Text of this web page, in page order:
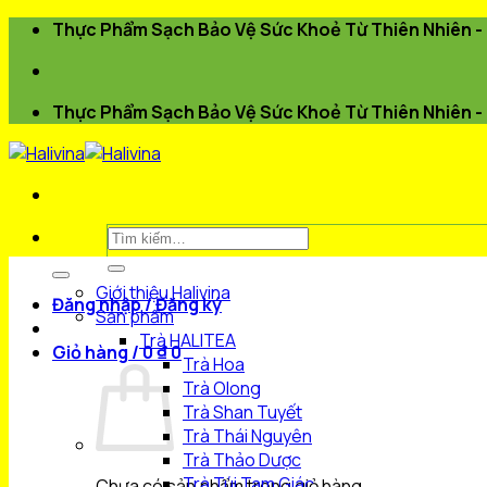
Thực Phẩm Sạch Bảo Vệ Sức Khoẻ Từ Thiên Nhiên -
Thực Phẩm Sạch Bảo Vệ Sức Khoẻ Từ Thiên Nhiên -
Tìm
kiếm:
Đăng nhập / Đăng ký
Giỏ hàng /0₫0
Giới thiệu Halivina
Sản phẩm
Trà HALITEA
Trà Hoa
Trà Olong
Trà Shan Tuyết
Trà Thái Nguyên
Trà Thảo Dược